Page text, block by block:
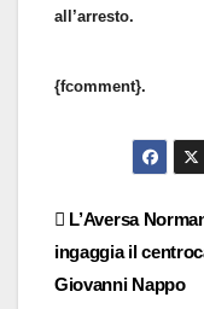
all’arresto.
{fcomment}.
articoli
L’Aversa
ingaggia il
Giovanni Nappo